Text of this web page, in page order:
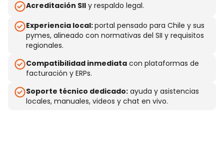
Acreditación SII y respaldo legal.
Experiencia local:portal pensado para Chile y sus
pymes, alineado con normativas del SII y requisitos
regionales.
Compatibilidad inmediata con plataformas de
facturación y ERPs.
Soporte técnico dedicado: ayuda y asistencias
locales, manuales, videos y chat en vivo.